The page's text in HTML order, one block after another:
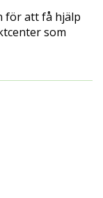
för att få hjälp
som